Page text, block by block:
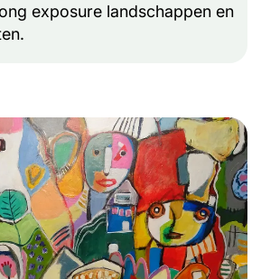
exposure landschappen en